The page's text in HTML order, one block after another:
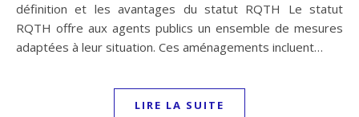
définition et les avantages du statut RQTH Le statut
RQTH offre aux agents publics un ensemble de mesures
adaptées à leur situation. Ces aménagements incluent…
LIRE LA SUITE